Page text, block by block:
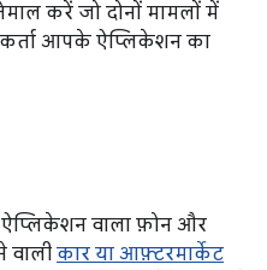
करें जो दोनों मामलों में
आपके ऐप्लिकेशन का
वाला फ़ोन और
वाली कार या आफ़्टरमार्केट